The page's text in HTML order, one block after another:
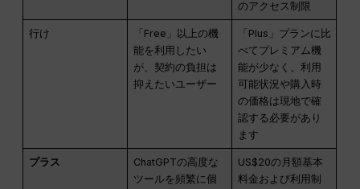
のアクセス制限
行け
「Free」以上の機
能を利用したい
が、契約の負担は
抑えたいユーザー
「Plus」プランに比
べてプレミアム機
能が少なく、利用
可能状況や購入時
の価格は現地で確
認する必要があり
ます
プラス
ChatGPTの高度な
ツールを頻繁に個
US$20の月額基本
料金および利用制